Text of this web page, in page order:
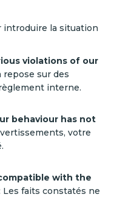
introduire la situation
violations of our
repose sur des
interne.
behaviour has not
votre
with the
Les faits constatés ne